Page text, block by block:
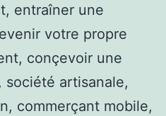
entraîner une
votre propre
conçevoir une
artisanale,
commerçant mobile,